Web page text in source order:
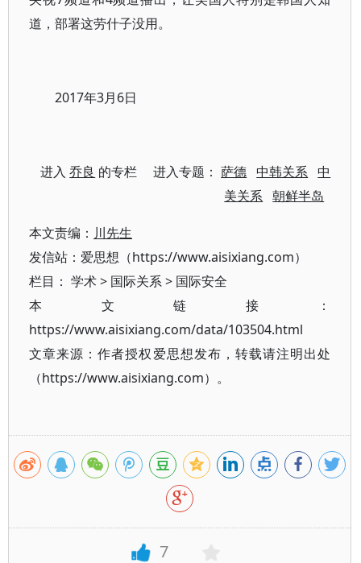
道，部署这劳什子没用。
2017年3月6日
进入乔良 的专栏 进入专题：萨德 中韩关系 中
美关系 朝鲜半岛
本文责编： 川先生
发信站：爱思想（https://www.aisixiang.com）
栏目： 学术> 国际关系> 国际安全
本文链接：
https://www.aisixiang.com/data/103504.html
文章来源：作者授权爱思想发布，转载请注明出处
（https://www.aisixiang.com）。
7